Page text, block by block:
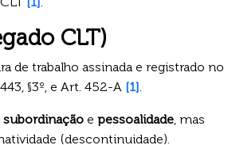
CLT)
de trabalho assinada e registrado no
§3º, e Art. 452-A [1].
subordinação e pessoalidade, mas
(descontinuidade).